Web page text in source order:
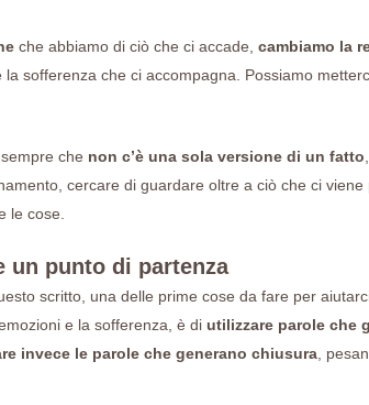
che abbiamo di ciò che ci accade, cambiamo la
sofferenza che ci accompagna. Possiamo
che non c’è una sola versione di un fatto
cercare di guardare oltre a ciò che ci viene
le cose.
un punto di partenza
scritto, una delle prime cose da fare per
e la sofferenza, è di utilizzare parole che
invece le parole che generano chiusura,